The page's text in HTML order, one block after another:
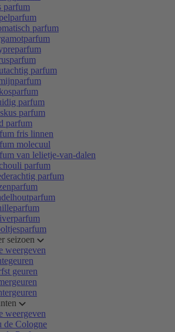
parfum
parfum
parfum
parfum
parfum
parfum
fris linnen
molecuul
van lelietje-van-dalen
parfum
parfum
seizoen
weergeven
geuren
weergeven
de Cologne